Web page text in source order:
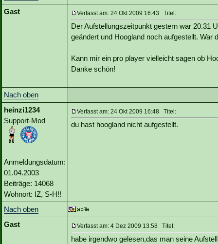
Gast
Verfasst am: 24 Okt 2009 16:43 Titel:
Der Aufstellungszeitpunkt gestern war 20.31
geändert und Hoogland noch aufgestellt. War
Kann mir ein pro player vielleicht sagen ob
Danke schön!
Nach oben
heinzi1234
Support-Mod
Anmeldungsdatum:
01.04.2003
Beiträge: 14068
Wohnort: IZ, S-H!!
Verfasst am: 24 Okt 2009 16:48 Titel:
du hast hoogland nicht aufgestellt.
Nach oben
Gast
Verfasst am: 4 Dez 2009 13:58 Titel:
habe irgendwo gelesen,das man seine